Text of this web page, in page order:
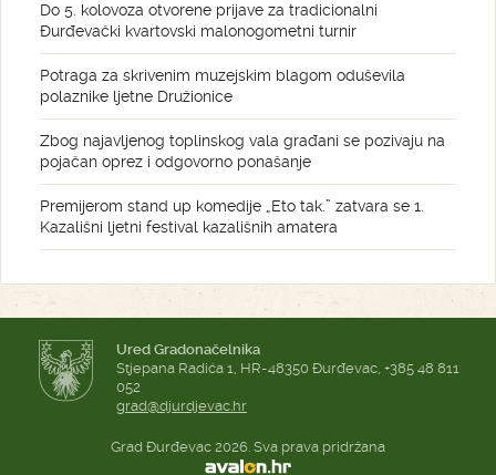
Do 5. kolovoza otvorene prijave za tradicionalni
Đurđevački kvartovski malonogometni turnir
Potraga za skrivenim muzejskim blagom oduševila
polaznike ljetne Družionice
Zbog najavljenog toplinskog vala građani se pozivaju na
pojačan oprez i odgovorno ponašanje
Premijerom stand up komedije „Eto tak.” zatvara se 1.
Kazališni ljetni festival kazališnih amatera
Ured Gradonačelnika
Stjepana Radića 1, HR-48350 Đurđevac, +385 48 811
052
grad@djurdjevac.hr
Grad Đurđevac 2026. Sva prava pridržana